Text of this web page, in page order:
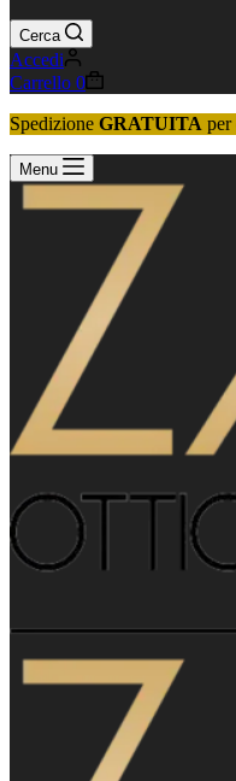
Cerca
Accedi
Carrello 0
Spedizione GRATUITA per
Menu